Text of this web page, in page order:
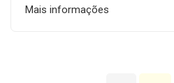
Mais informações